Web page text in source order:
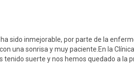
sido inmejorable, por parte de la
una sonrisa y muy paciente.En la
tenido suerte y nos hemos quedado a